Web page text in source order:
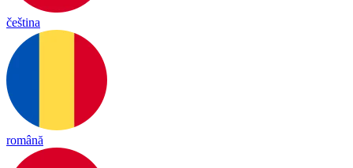
čeština
română